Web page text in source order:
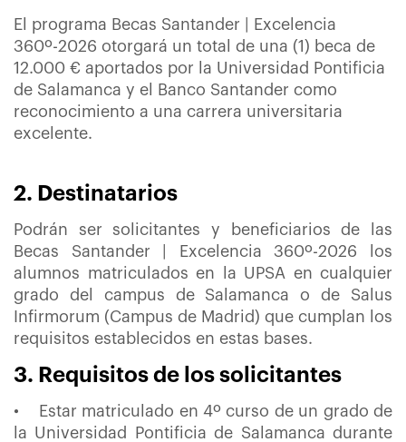
El programa Becas Santander | Excelencia
360º-2026 otorgará un total de una (1) beca de
12.000 € aportados por la Universidad Pontificia
de Salamanca y el Banco Santander como
reconocimiento a una carrera universitaria
excelente.
2. Destinatarios
Podrán ser solicitantes y beneficiarios de las
Becas Santander | Excelencia 360º-2026 los
alumnos matriculados en la UPSA en cualquier
grado del campus de Salamanca o de Salus
Infirmorum (Campus de Madrid) que cumplan los
requisitos establecidos en estas bases.
3. Requisitos de los solicitantes
• Estar matriculado en 4º curso de un grado de
la Universidad Pontificia de Salamanca durante